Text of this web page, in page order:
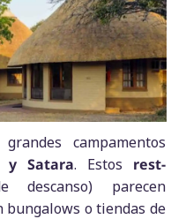
campamentos
y Satara. Estos rest-
descanso) parecen
bungalows o tiendas de